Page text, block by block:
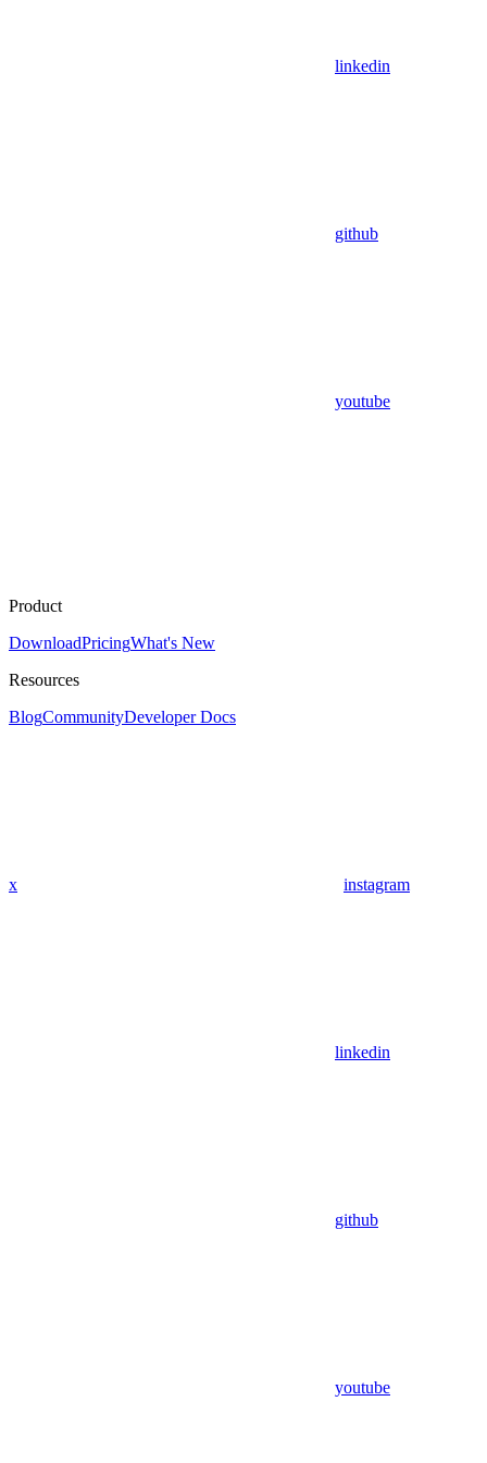
linkedin
github
youtube
Product
DownloadPricingWhat's New
Resources
BlogCommunityDeveloper Docs
x instagram
linkedin
github
youtube